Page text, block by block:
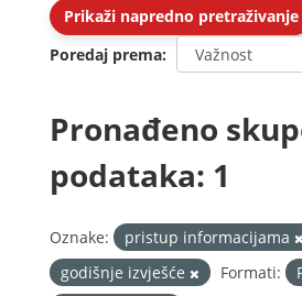
Prikaži napredno pretraživanje
Poredaj prema
Pronađeno
podataka: 1
Oznake:
pristup informacijama
godišnje izvješće
Formati: